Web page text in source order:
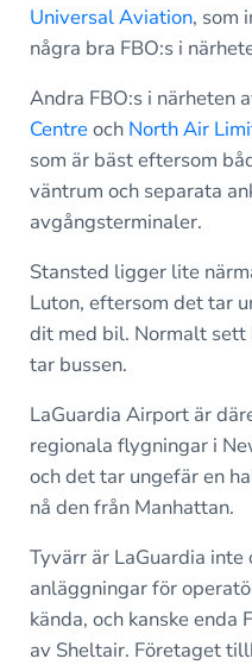
Universal Aviation, som
några bra FBO:s i
Andra FBO:s i närheten
Centreoch North Air
som är bäst eftersom
väntrum och separata
avgångsterminaler.
Stansted ligger lite
Luton, eftersom det tar
dit med bil. Normalt sett
tar bussen.
LaGuardia Airport är
regionala flygningar i
och det tar ungefär en
nå den från Manhattan.
Tyvärr är LaGuardia inte
anläggningar för
kända, och kanske enda
av Sheltair. Företaget